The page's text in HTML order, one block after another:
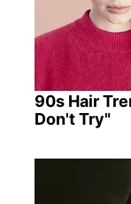
90s Hair
Don't Try"